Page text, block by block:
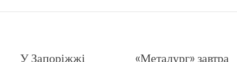
У Запоріжжі
«Металург» завтра